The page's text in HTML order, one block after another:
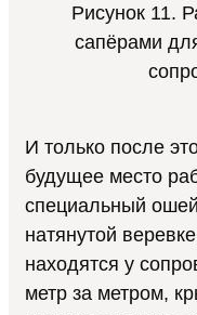
Рисунок 11.
сапёрами
И только после
будущее место
специальный
натянутой
находятся у
метр за метром,